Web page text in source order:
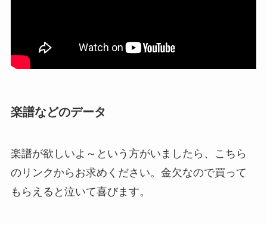
楽譜などのデータ
楽譜が欲しいよ～という方がいましたら、こちら
のリンクからお求めください。金欠なので買って
もらえると泣いて喜びます。